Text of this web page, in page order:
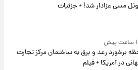
مسی عزادار شد! + جزئیات
برخورد رعد و برق به ساختمان مرکز تجارت
در آمریکا + فیلم